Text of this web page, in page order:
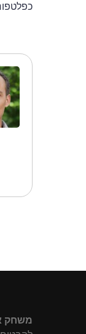
משחק